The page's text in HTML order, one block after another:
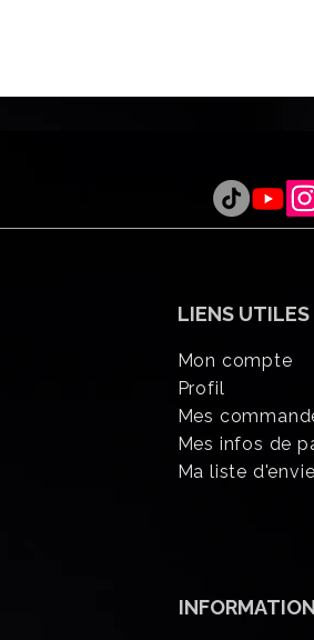
LIENS UTILES
Mon compte
Profil
Mes
Mes infos de
Ma liste